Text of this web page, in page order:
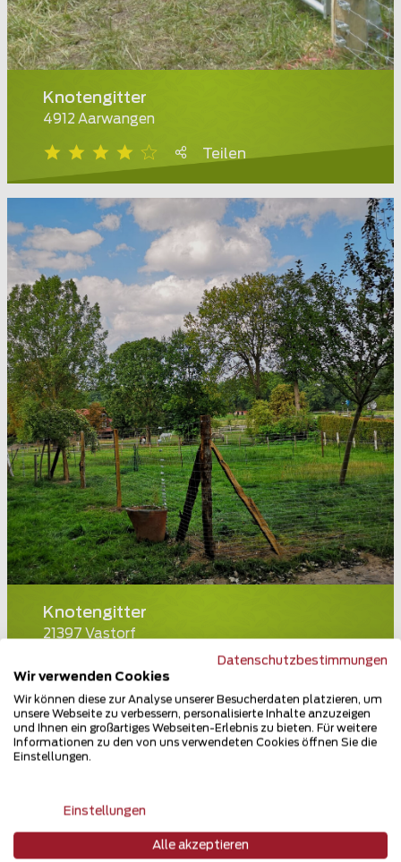
Knotengitter
4912 Aarwangen
Teilen
Knotengitter
21397 Vastorf
Teilen
Datenschutzbestimmungen
Wir verwenden Cookies
Wir können diese zur Analyse unserer Besucherdaten platzieren, um
unsere Webseite zu verbessern, personalisierte Inhalte anzuzeigen
und Ihnen ein großartiges Webseiten-Erlebnis zu bieten. Für weitere
Informationen zu den von uns verwendeten Cookies öffnen Sie die
Einstellungen.
Einstellungen
Alle akzeptieren